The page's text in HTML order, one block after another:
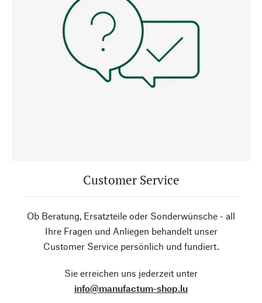
Customer Service
Ob Beratung, Ersatzteile oder Sonderwünsche - all
Ihre Fragen und Anliegen behandelt unser
Customer Service persönlich und fundiert.
Sie erreichen uns jederzeit unter
info@manufactum-shop.lu